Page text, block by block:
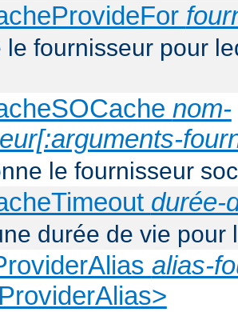
le fournisseur pour
nom-
le fournisseur
durée-
durée de vie pour
alias-